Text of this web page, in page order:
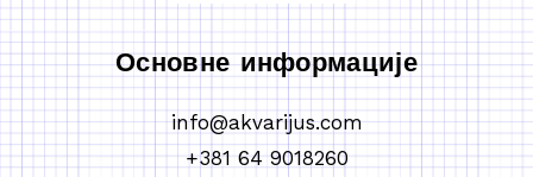
Основне информације
info@akvarijus.com
+381 64 9018260